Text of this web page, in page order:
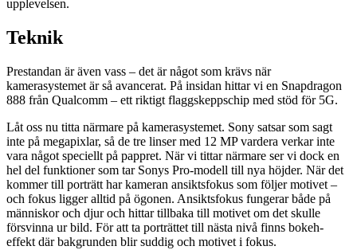
upplevelsen.
Teknik
Prestandan är även vass – det är något som krävs när
kamerasystemet är så avancerat. På insidan hittar vi en Snapdragon
888 från Qualcomm – ett riktigt flaggskeppschip med stöd för 5G.
Låt oss nu titta närmare på kamerasystemet. Sony satsar som sagt
inte på megapixlar, så de tre linser med 12 MP vardera verkar inte
vara något speciellt på pappret. När vi tittar närmare ser vi dock en
hel del funktioner som tar Sonys Pro-modell till nya höjder. När det
kommer till porträtt har kameran ansiktsfokus som följer motivet –
och fokus ligger alltid på ögonen. Ansiktsfokus fungerar både på
människor och djur och hittar tillbaka till motivet om det skulle
försvinna ur bild. För att ta porträttet till nästa nivå finns bokeh-
effekt där bakgrunden blir suddig och motivet i fokus.